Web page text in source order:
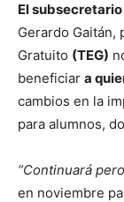
El
Gerardo Gaitán,
Gratuito (TEG)
beneficiar a
cambios en la
para alumnos,
“Continuará
en noviembre